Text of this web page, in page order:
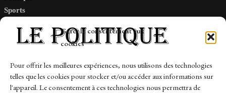
Gérer le consentement aux
cookies
Pour offrir les meilleures expériences, nous utilisons des technologies
telles que les cookies pour stocker et/ou accéder aux informations sur
l'appareil. Le consentement à ces technologies nous permettra de
Sports
Links